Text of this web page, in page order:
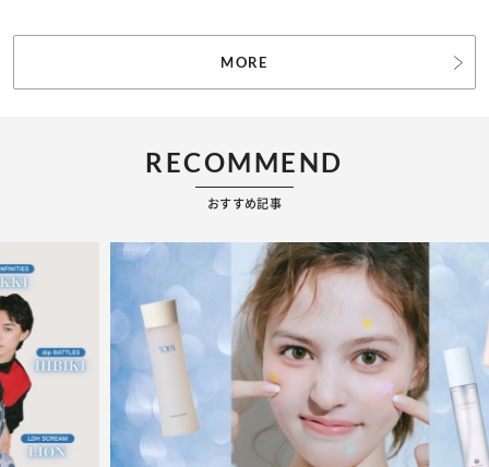
MORE
RECOMMEND
おすすめ記事